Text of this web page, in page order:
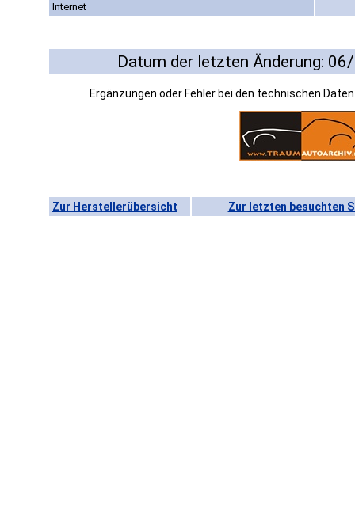
Internet
Datum der letzten Änderung:
Ergänzungen oder Fehler bei den technischen
Zur Herstellerübersicht Zur letzten besuchten